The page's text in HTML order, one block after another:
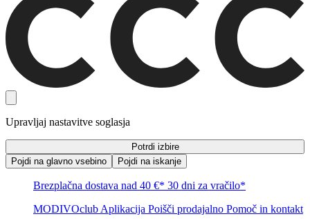
Upravljaj nastavitve soglasja
Potrdi izbire
Pojdi na glavno vsebino
Pojdi na iskanje
Brezplačna dostava nad 40 €* 30 dni za vračilo*
MODIVOclub Aplikacija Poišči prodajalno Pomoč in kontakt